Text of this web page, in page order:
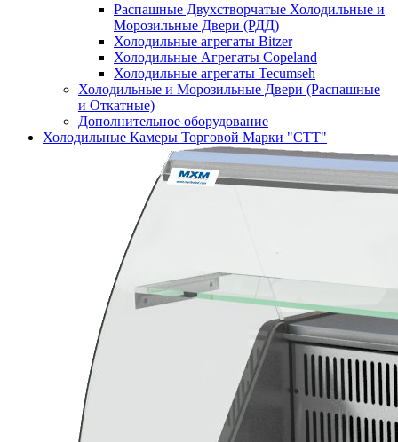
Распашные Двухстворчатые Холодильные и
Морозильные Двери (РДД)
Холодильные агрегаты Bitzer
Холодильные Агрегаты Copeland
Холодильные агрегаты Tecumseh
Холодильные и Морозильные Двери (Распашные
и Откатные)
Дополнительное оборудование
Холодильные Камеры Торговой Марки "СТТ"